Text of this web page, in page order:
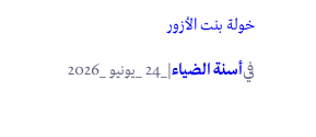
خولة بنت الأزور
فيأسنة الضياء